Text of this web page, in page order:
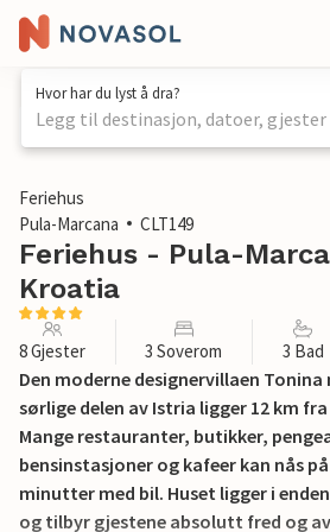
Hvor har du lyst å dra?
Legg til destinasjon, datoer, gjester
1 / 47
Feriehus
Pula-Marcana
CLT149
Feriehus - Pula-
Kroatia
8 Gjester 3 Soverom 3 Bad
Den moderne designervillaen Tonina
sørlige delen av Istria ligger 12 km
Mange restauranter, butikker,
bensinstasjoner og kafeer kan nås
minutter med bil. Huset ligger i
og tilbyr gjestene absolutt fred og